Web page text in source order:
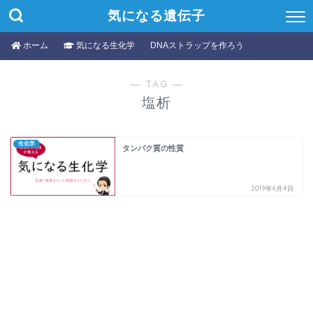
気になる遺伝子
ホーム 気になる生化学 DNAストラップを作ろう
― TAG ―
塩析
生化学
タンパク質の性質
2019年6月4日